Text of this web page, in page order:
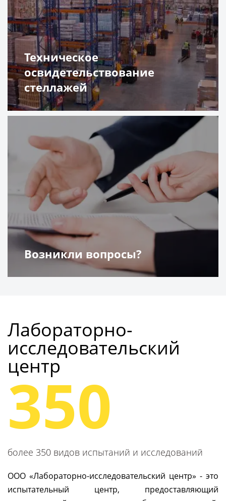
Техническое
освидетельствование
стеллажей
Возникли вопросы?
Лабораторно-
исследовательский
центр
350
более 350 видов испытаний и исследований
ООО «Лабораторно-исследовательский центр» - это
испытательный центр, предоставляющий